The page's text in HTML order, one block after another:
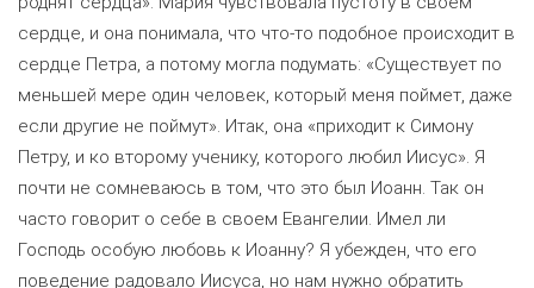
сердце, и она понимала, что что-то подобное происходит в
сердце Петра, а потому могла подумать: «Существует по
меньшей мере один человек, который меня поймет, даже
если другие не поймут». Итак, она «приходит к Симону
Петру, и ко второму ученику, которого любил Иисус». Я
почти не сомневаюсь в том, что это был Иоанн. Так он
часто говорит о себе в своем Евангелии. Имел ли
Господь особую любовь к Иоанну? Я убежден, что его
поведение радовало Иисуса, но нам нужно обратить